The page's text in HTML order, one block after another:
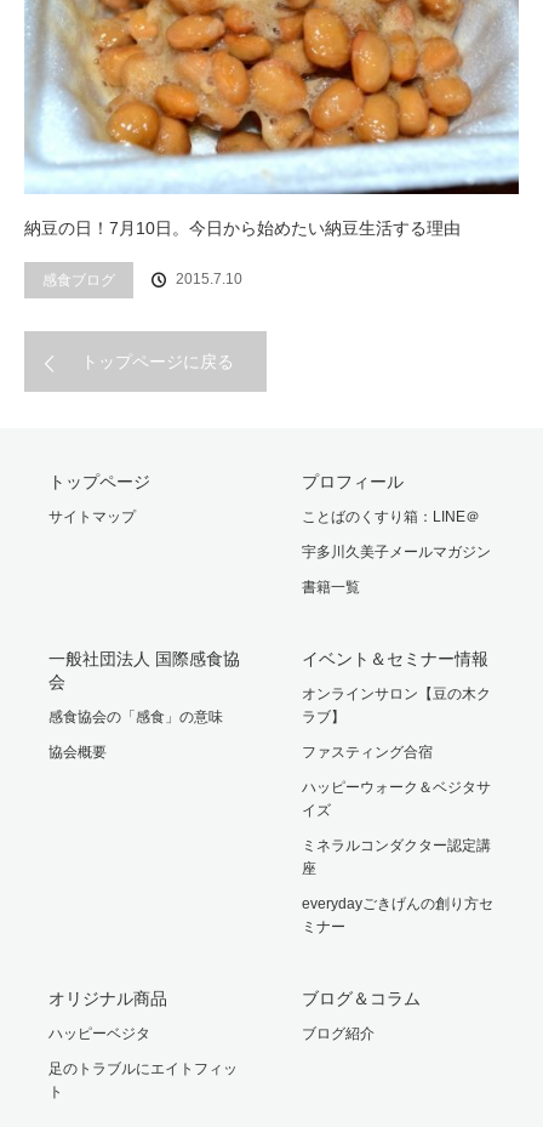
納豆の日！7月10日。今日から始めたい納豆生活する理由
感食ブログ 2015.7.10
トップページに戻る
トップページ
サイトマップ
プロフィール
ことばのくすり箱：LINE＠
宇多川久美子メールマガジン
書籍一覧
一般社団法人 国際感食協
会
感食協会の「感食」の意味
協会概要
イベント＆セミナー情報
オンラインサロン【豆の木ク
ラブ】
ファスティング合宿
ハッピーウォーク＆ベジタサ
イズ
ミネラルコンダクター認定講
座
everydayごきげんの創り方セ
ミナー
オリジナル商品
ハッピーベジタ
足のトラブルにエイトフィッ
ト
ブログ＆コラム
ブログ紹介